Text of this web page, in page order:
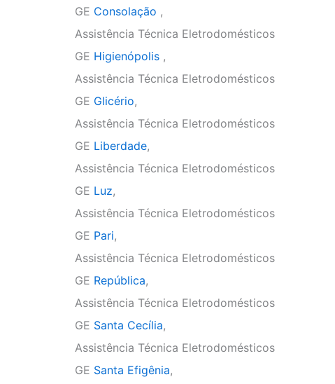
GE Consolação ,
Assistência Técnica Eletrodomésticos
GE Higienópolis ,
Assistência Técnica Eletrodomésticos
GE Glicério,
Assistência Técnica Eletrodomésticos
GE Liberdade,
Assistência Técnica Eletrodomésticos
GE Luz,
Assistência Técnica Eletrodomésticos
GE Pari,
Assistência Técnica Eletrodomésticos
GE República,
Assistência Técnica Eletrodomésticos
GE Santa Cecília,
Assistência Técnica Eletrodomésticos
GE Santa Efigênia,